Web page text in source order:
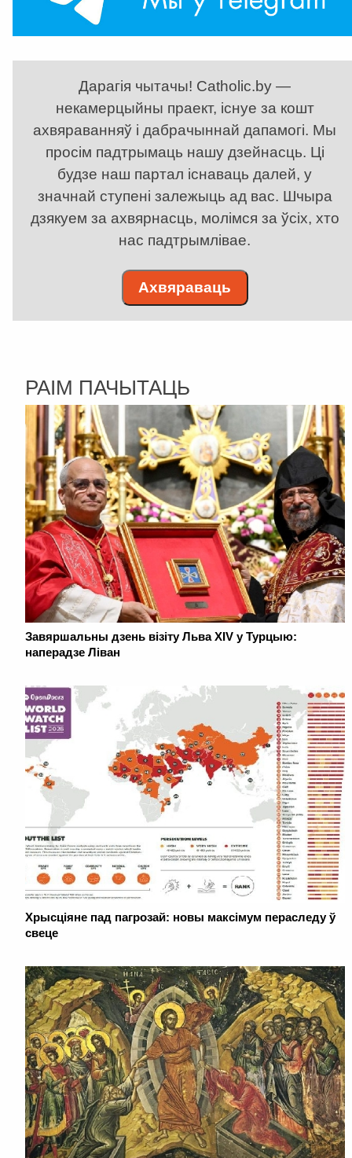
Дарагія чытачы! Catholic.by —
некамерцыйны праект, існуе за кошт
ахвяраванняў і дабрачыннай дапамогі. Мы
просім падтрымаць нашу дзейнасць. Ці
будзе наш партал існаваць далей, у
значнай ступені залежыць ад вас. Шчыра
дзякуем за ахвярнасць, молімся за ўсіх, хто
нас падтрымлівае.
Ахвяраваць
РАІМ ПАЧЫТАЦЬ
Завяршальны дзень візіту Льва XIV у Турцыю:
наперадзе Ліван
Хрысціяне пад пагрозай: новы максімум пераследу ў
свеце